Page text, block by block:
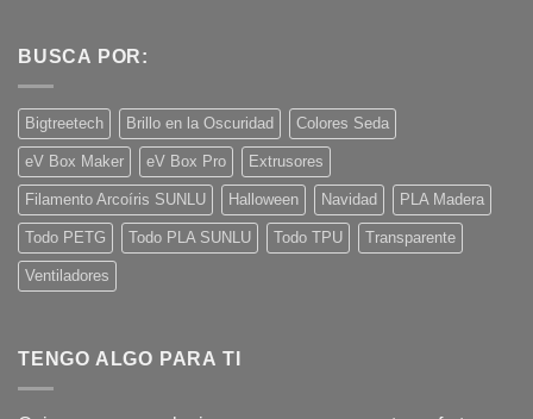
Schrödinger
3D?
en
impresora
3D.
Guía
básica
desde
cero!
BUSCA POR:
Bigtreetech Brillo en la Oscuridad Colores Seda
eV Box Maker eV Box Pro Extrusores
Filamento Arcoíris SUNLU Halloween Navidad PLA Madera
Todo PETG Todo PLA SUNLU Todo TPU Transparente
Ventiladores
TENGO ALGO PARA TI